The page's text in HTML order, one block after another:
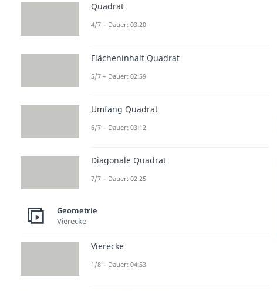
Quadrat
4/7 – Dauer: 03:20
Flächeninhalt Quadrat
5/7 – Dauer: 02:59
Umfang Quadrat
6/7 – Dauer: 03:12
Diagonale Quadrat
7/7 – Dauer: 02:25
Geometrie
Vierecke
Vierecke
1/8 – Dauer: 04:53